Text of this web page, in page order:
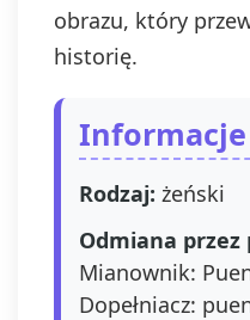
obrazu, który
historię.
Rodzaj: żeński
Odmiana przez
Mianownik:
Dopełniacz: